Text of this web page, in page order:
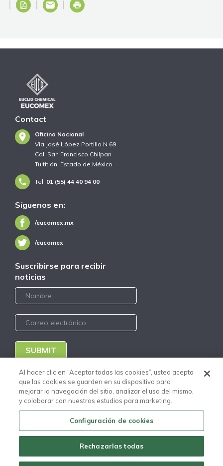
Contact
Oficina Nacional
Via José López Portillo N 69
Col. San Francisco Chilpan
Tultitlán, Estado de México
Tel: 01 (55) 44 40 94 00
Síguenos en:
/eucomex.mx
/eucomex
Suscribirse para recibir
noticias
SUBMIT
Portal Clientes Nuevo
Portal Proveedores Nuevo
Código de Conducta
Distribuidores
Copyright © Todos los
derechos reservados Euclid
Chemical Eucomex - 2020
Al hacer clic en “Aceptar todas las cookies”, usted acepta
que las cookies se guarden en su dispositivo para
mejorar la navegación del sitio, analizar el uso del mismo,
y colaborar con nuestros estudios para marketing.
Configuración de cookies
Rechazarlas todas